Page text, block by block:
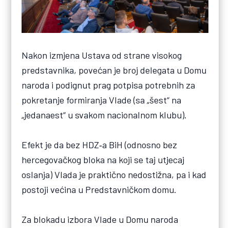
Nakon izmjena Ustava od strane visokog
predstavnika, povećan je broj delegata u Domu
naroda i podignut prag potpisa potrebnih za
pokretanje formiranja Vlade (sa „šest“ na
„jedanaest“ u svakom nacionalnom klubu).
Efekt je da bez HDZ‑a BiH (odnosno bez
hercegovačkog bloka na koji se taj utjecaj
oslanja) Vlada je praktično nedostižna, pa i kad
postoji većina u Predstavničkom domu.
Za blokadu izbora Vlade u Domu naroda